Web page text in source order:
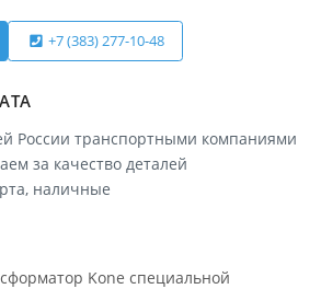
+7 (383) 277-10-48
России транспортными компаниями
за качество деталей
наличные
Kone специальной